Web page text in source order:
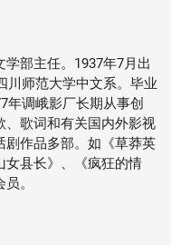
部主任。1937年7月出
川师范大学中文系。毕业
年调峨影厂长期从事创
、歌词和有关国内外影视
剧作品多部。如《草莽英
女县长》、《疯狂的情
。